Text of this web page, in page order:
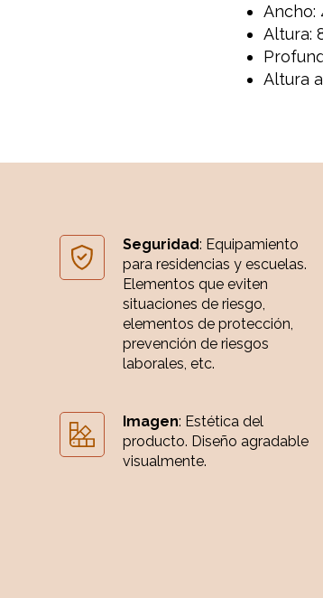
Ancho:
Altura:
Altura
Seguridad: Equipamiento
para residencias y escuelas.
Elementos que eviten
situaciones de riesgo,
elementos de protección,
prevención de riesgos
laborales, etc.
Imagen: Estética del
producto. Diseño agradable
visualmente.